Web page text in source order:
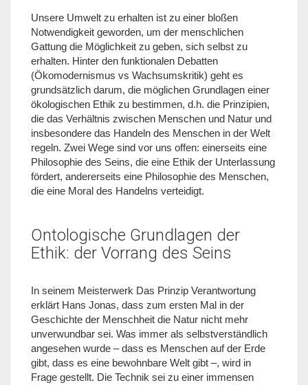
Unsere Umwelt zu erhalten ist zu einer bloßen
Notwendigkeit geworden, um der menschlichen
Gattung die Möglichkeit zu geben, sich selbst zu
erhalten. Hinter den funktionalen Debatten
(Ökomodernismus vs Wachsumskritik) geht es
grundsätzlich darum, die möglichen Grundlagen einer
ökologischen Ethik zu bestimmen, d.h. die Prinzipien,
die das Verhältnis zwischen Menschen und Natur und
insbesondere das Handeln des Menschen in der Welt
regeln. Zwei Wege sind vor uns offen: einerseits eine
Philosophie des Seins, die eine Ethik der Unterlassung
fördert, andererseits eine Philosophie des Menschen,
die eine Moral des Handelns verteidigt.
Ontologische Grundlagen der
Ethik: der Vorrang des Seins
In seinem Meisterwerk Das Prinzip Verantwortung
erklärt Hans Jonas, dass zum ersten Mal in der
Geschichte der Menschheit die Natur nicht mehr
unverwundbar sei. Was immer als selbstverständlich
angesehen wurde – dass es Menschen auf der Erde
gibt, dass es eine bewohnbare Welt gibt –, wird in
Frage gestellt. Die Technik sei zu einer immensen